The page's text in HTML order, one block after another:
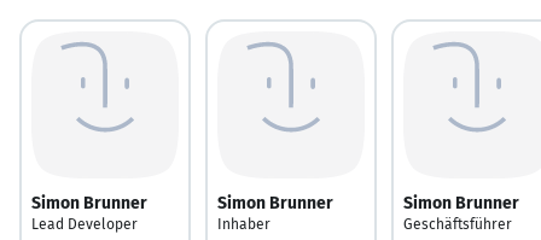
Simon Brunner
Lead Developer
Simon Brunner
Inhaber
Simon Brunner
Geschäftsführer